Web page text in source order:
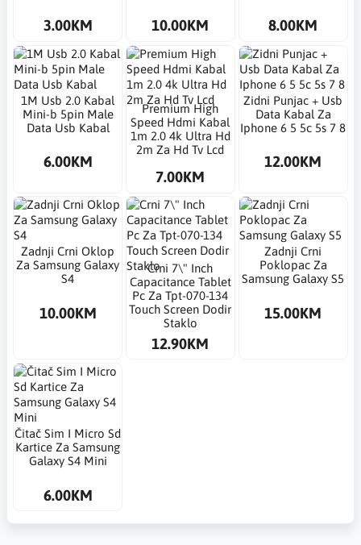
3.00KM 10.00KM 8.00KM
1M Usb 2.0 Kabal
Mini-b 5pin Male
Data Usb Kabal
6.00KM
Premium High
Speed Hdmi Kabal
1m 2.0 4k Ultra Hd
2m Za Hd Tv Lcd
7.00KM
Zidni Punjac + Usb
Data Kabal Za
Iphone 6 5 5c 5s 7 8
12.00KM
Zadnji Crni Oklop
Za Samsung Galaxy
S4
10.00KM
Crni 7\" Inch
Capacitance Tablet
Pc Za Tpt-070-134
Touch Screen Dodir
Staklo
12.90KM
Zadnji Crni
Poklopac Za
Samsung Galaxy S5
15.00KM
Čitač Sim I Micro Sd
Kartice Za Samsung
Galaxy S4 Mini
6.00KM